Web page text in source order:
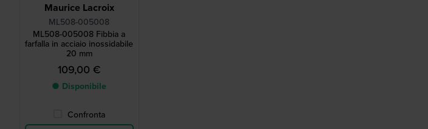
Maurice Lacroix
ML508-005008
ML508-005008 Fibbia a
farfalla in acciaio inossidabile
20 mm
109,00 €
● Disponibile
Confronta